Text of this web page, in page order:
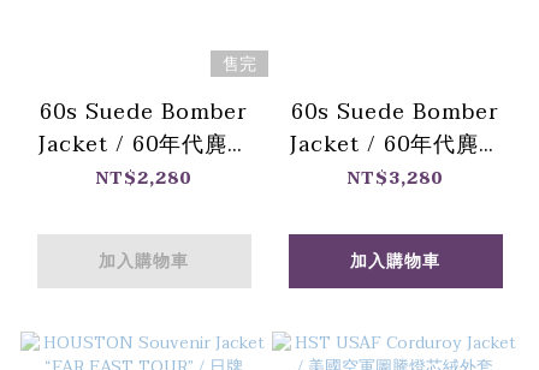
售完
60s Suede Bomber
Jacket / 60年代麂皮
飛行外套-深咖啡
NT$2,280
加入購物車
60s Suede Bomber
Jacket / 60年代麂皮
飛行外套-淺卡其
NT$3,280
加入購物車